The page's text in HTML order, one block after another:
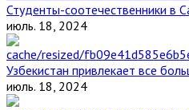
Студенты-соотечественники в
июль. 18, 2024
Узбекистан привлекает все
июль. 18, 2024